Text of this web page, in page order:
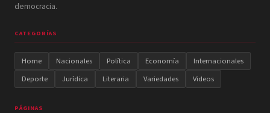
democracia.
CATEGORÍAS
Home Nacionales Política Economía
Internacionales
Deporte
Jurídica Literaria Variedades Videos
PÁGINAS